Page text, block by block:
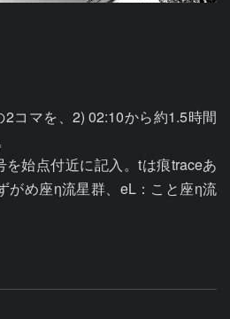
コマを、2) 02:10から約1.5時間
始点付近に記入。tは痕traceあ
がめ座η流星群、eL：こと座η流